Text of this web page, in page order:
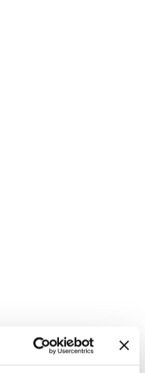
nada por